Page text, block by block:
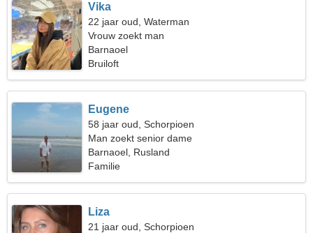
Vika
22 jaar oud, Waterman
Vrouw zoekt man
Barnaoel
Bruiloft
Eugene
58 jaar oud, Schorpioen
Man zoekt senior dame
Barnaoel, Rusland
Familie
Liza
21 jaar oud, Schorpioen